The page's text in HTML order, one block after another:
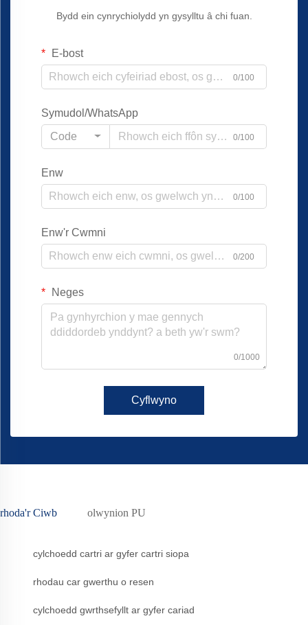
Bydd ein cynrychiolydd yn gysylltu â chi fuan.
E-bost
0/100
Symudol/WhatsApp
Code
0/100
Enw
0/100
Enw'r Cwmni
0/200
Neges
0/1000
Cyflwyno
rhoda'r Ciwb olwynion PU
cylchoedd cartri ar gyfer cartri siopa
rhodau car gwerthu o resen
cylchoedd gwrthsefyllt ar gyfer cariad